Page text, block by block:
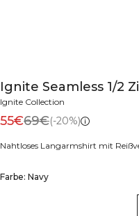
Ignite Seamless 1/2
Ignite Collection
55€69€(-20%)
Nahtloses Langarmshirt mit
Farbe: Navy